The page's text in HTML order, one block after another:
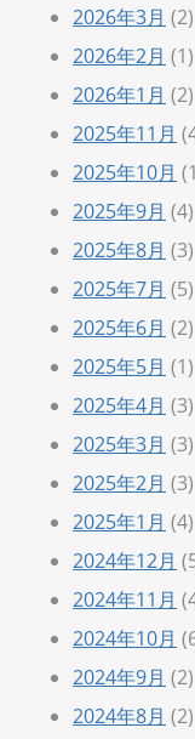
2026年3月 (2)
2026年2月 (1)
2026年1月 (2)
2025年11月
2025年10月
2025年9月 (4)
2025年8月 (3)
2025年7月 (5)
2025年6月 (2)
2025年5月 (1)
2025年4月 (3)
2025年3月 (3)
2025年2月 (3)
2025年1月 (4)
2024年12月
2024年11月
2024年10月
2024年9月 (2)
2024年8月 (2)